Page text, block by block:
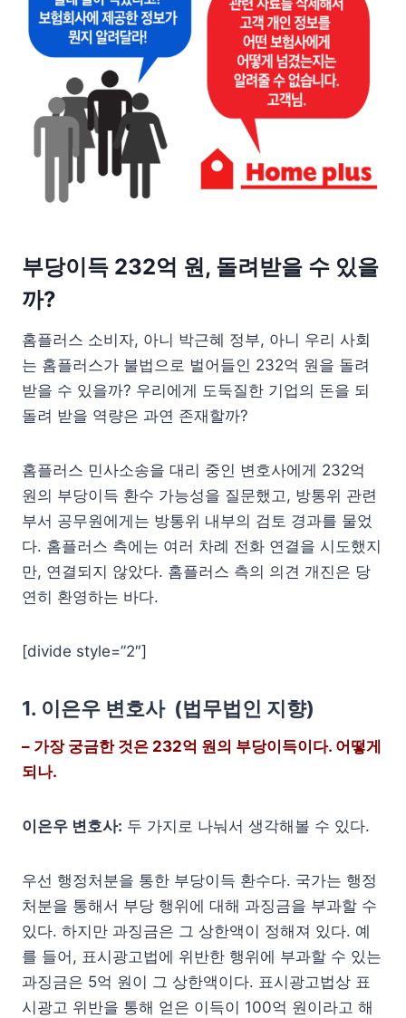
부당이득 232억 원, 돌려받을 수 있을
까?
홈플러스 소비자, 아니 박근혜 정부, 아니 우리 사회
는 홈플러스가 불법으로 벌어들인 232억 원을 돌려
받을 수 있을까? 우리에게 도둑질한 기업의 돈을 되
돌려 받을 역량은 과연 존재할까?
홈플러스 민사소송을 대리 중인 변호사에게 232억
원의 부당이득 환수 가능성을 질문했고, 방통위 관련
부서 공무원에게는 방통위 내부의 검토 경과를 물었
다. 홈플러스 측에는 여러 차례 전화 연결을 시도했지
만, 연결되지 않았다. 홈플러스 측의 의견 개진은 당
연히 환영하는 바다.
[divide style=”2″]
1. 이은우 변호사 (법무법인 지향)
– 가장 궁금한 것은 232억 원의 부당이득이다. 어떻게
되나.
이은우 변호사: 두 가지로 나눠서 생각해볼 수 있다.
우선 행정처분을 통한 부당이득 환수다. 국가는 행정
처분을 통해서 부당 행위에 대해 과징금을 부과할 수
있다. 하지만 과징금은 그 상한액이 정해져 있다. 예
를 들어, 표시광고법에 위반한 행위에 부과할 수 있는
과징금은 5억 원이 그 상한액이다. 표시광고법상 표
시광고 위반을 통해 얻은 이득이 100억 원이라고 해